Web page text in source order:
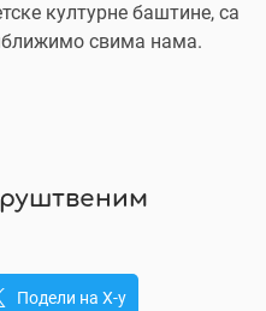
културне баштине, са
свима нама.
Подели на X-у